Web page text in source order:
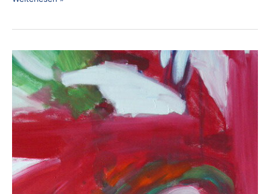
170
A
CLOSE
UP
„GROSSE
LEBENSFREUDE“